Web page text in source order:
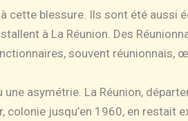
cette blessure. Ils sont été aussi
à La Réunion. Des
souvent réunionnais,
asymétrie. La Réunion,
colonie jusqu’en 1960, en restait